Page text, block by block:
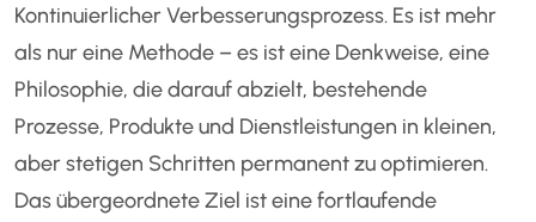
Kontinuierlicher Verbesserungsprozess. Es ist mehr
als nur eine Methode – es ist eine Denkweise, eine
Philosophie, die darauf abzielt, bestehende
Prozesse, Produkte und Dienstleistungen in kleinen,
aber stetigen Schritten permanent zu optimieren.
Das übergeordnete Ziel ist eine fortlaufende